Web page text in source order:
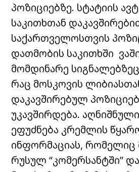
პოზიციებზე. სტატიის
საკითხთან
საქართველოსთვის
დათმობის საკითხში
მომდინარე
რაც მოსკოვის
დაკავშირებულ
უკავშირდება.
ეფუძნება კრემლის
ინფორმაციას, რომელიც
რუსულ “კომერსანტში”